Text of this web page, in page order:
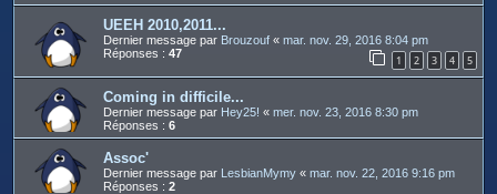
UEEH 2010,2011...
Dernier message par Brouzouf « mar. nov. 29, 2016 8:04 pm
Réponses : 47 1 2 3 4 5
Coming in difficile...
Dernier message par Hey25! « mer. nov. 23, 2016 8:30 pm
Réponses : 6
Assoc'
Dernier message par LesbianMymy « mar. nov. 22, 2016 9:16 pm
Réponses : 2